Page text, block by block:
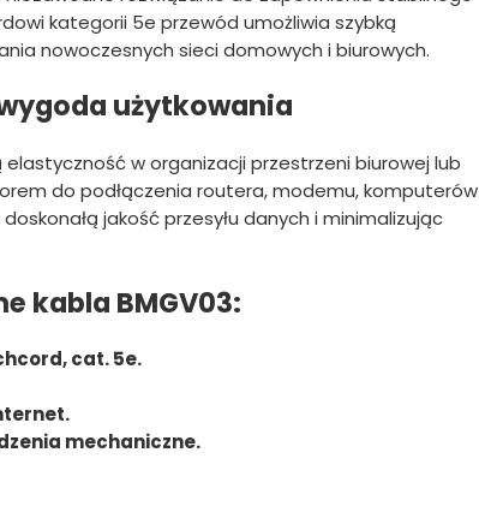
kategorii 5e przewód umożliwia szybką
nowoczesnych sieci domowych i biurowych.
użytkowania
w organizacji przestrzeni biurowej lub
do podłączenia routera, modemu, komputerów
jakość przesyłu danych i minimalizując
kabla BMGV03:
cat. 5e.
mechaniczne.